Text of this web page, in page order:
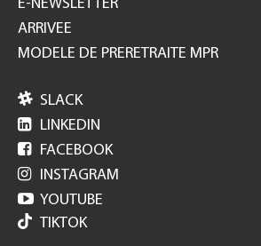
E-NEWSLETTER
ARRIVEE
MODELE DE PRERETRAITE MPR
 SLACK
 LINKEDIN
 FACEBOOK
 INSTAGRAM
 YOUTUBE
TIKTOK